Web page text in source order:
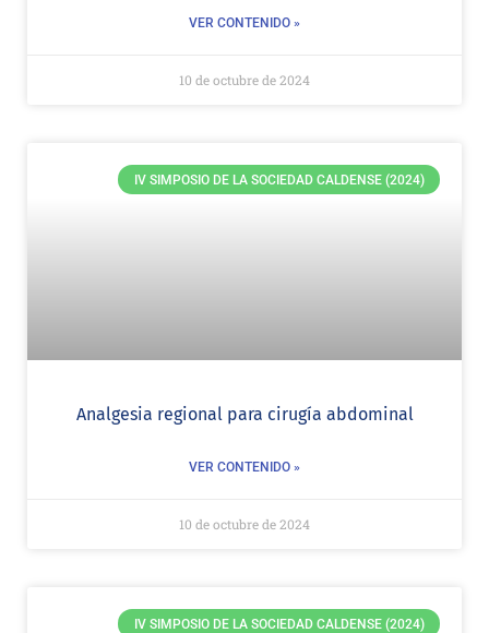
VER CONTENIDO »
10 de octubre de 2024
IV SIMPOSIO DE LA SOCIEDAD CALDENSE (2024)
Analgesia regional para cirugía abdominal
VER CONTENIDO »
10 de octubre de 2024
IV SIMPOSIO DE LA SOCIEDAD CALDENSE (2024)